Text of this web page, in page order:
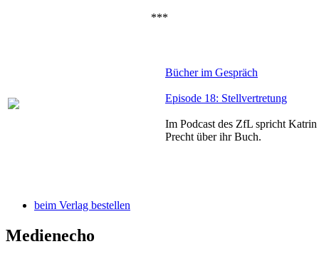
***
Bücher im Gespräch
Episode 18: Stellvertretung
Im Podcast des ZfL spricht
Precht über ihr Buch.
beim Verlag bestellen
Medienecho